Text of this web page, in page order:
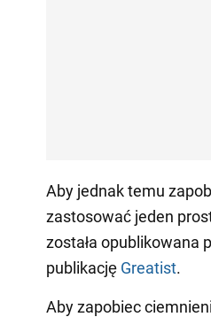
Aby jednak temu
zastosować jeden
została opublikowana
publikację Greatist.
Aby zapobiec